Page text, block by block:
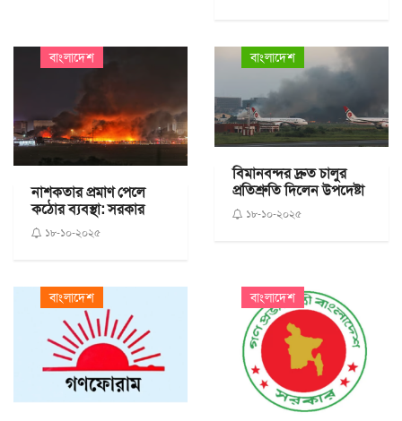
বাংলাদেশ
নাশকতার প্রমাণ পেলে
কঠোর ব্যবস্থা: সরকার
১৮-১০-২০২৫
বাংলাদেশ
বিমানবন্দর দ্রুত চালুর
প্রতিশ্রুতি দিলেন উপদেষ্টা
১৮-১০-২০২৫
বাংলাদেশ বাংলাদেশ